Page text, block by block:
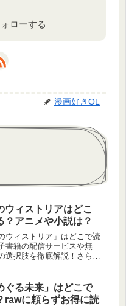
ローする
漫画好きOL
ウィストリアはどこ
？アニメや小説は？
ウィストリア」はどこで読
書籍の配信サービスや無
選択肢を徹底解説！さら
必見の内容です！
ぐる未来」はどこで
rawに頼らずお得に読